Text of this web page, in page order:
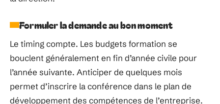
Formuler la demande au bon moment
Le timing compte. Les budgets formation se
bouclent généralement en fin d’année civile pour
l’année suivante. Anticiper de quelques mois
permet d’inscrire la conférence dans le plan de
développement des compétences de l’entreprise.